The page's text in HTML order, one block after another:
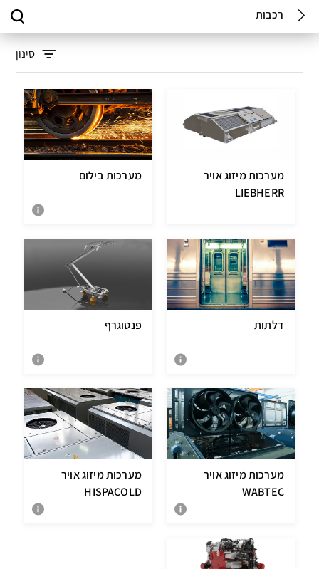
רכבות
סינון
מערכות מיזוג אויר
LIEBHERR
מערכות בילום
דלתות פנטוגרף
מערכות מיזוג אויר
WABTEC
מערכות מיזוג אויר
HISPACOLD